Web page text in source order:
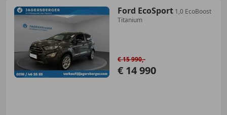
Ford EcoSport 1,0 EcoBoost
Titanium
€ 14 990
€ 15 990,-